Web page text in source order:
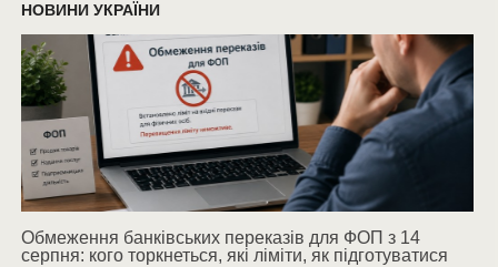
НОВИНИ УКРАЇНИ
Обмеження банківських переказів для ФОП з 14
серпня: кого торкнеться, які ліміти, як підготуватися